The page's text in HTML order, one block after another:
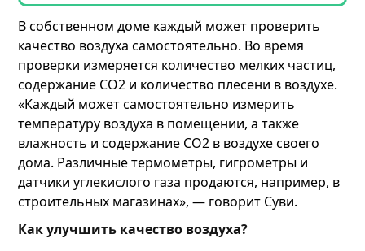
В собственном доме каждый может проверить
качество воздуха самостоятельно. Во время
проверки измеряется количество мелких частиц,
содержание CO2 и количество плесени в воздухе.
«Каждый может самостоятельно измерить
температуру воздуха в помещении, а также
влажность и содержание CO2 в воздухе своего
дома. Различные термометры, гигрометры и
датчики углекислого газа продаются, например, в
строительных магазинах», — говорит Суви.
Как улучшить качество воздуха?